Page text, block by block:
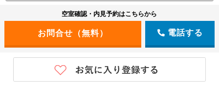
空室確認・内見予約はこちらから
電話する